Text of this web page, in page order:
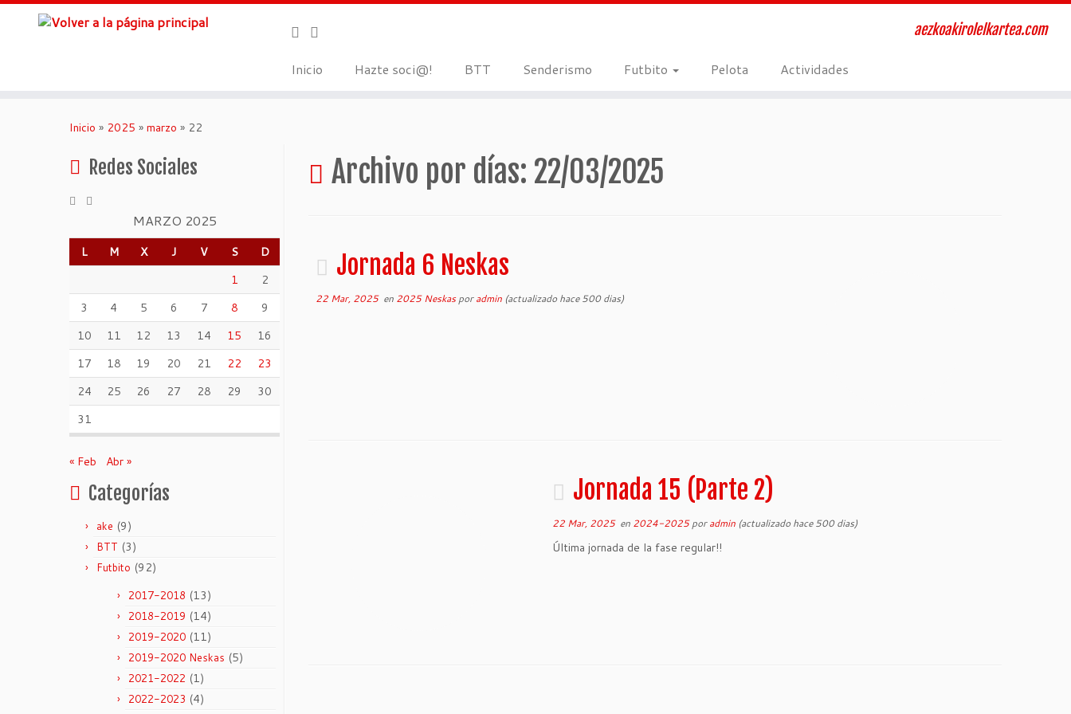
aezkoakirolelkartea.com
Inicio Hazte soci@! BTT Senderismo Futbito Pelota Actividades
Inicio » 2025 » marzo » 22
Redes Sociales
MARZO 2025
L M X J V S
D
1
2
3
4 5 6 7 8
9
10
11 12 13 14 15
16
17
18 19 20 21 22
23
24
25 26 27 28 29
30
31
« Feb Abr »
Categorías
ake (9)
BTT (3)
Futbito (92)
2017-2018 (13)
2018-2019 (14)
2019-2020 (11)
2019-2020 Neskas (5)
2021-2022 (1)
2022-2023 (4)
Archivo por días: 22/03/2025
Jornada 6 Neskas
22 Mar, 2025en 2025 Neskasporadmin(actualizado hace 500 dias)
Jornada 15 (Parte 2)
22 Mar, 2025en 2024-2025poradmin (actualizado hace 500 dias)
Última jornada de la fase regular!!